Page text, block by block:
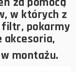
w których z
filtr, pokarmy
akcesoria,
montażu.